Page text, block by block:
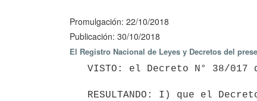
Promulgación: 22/10/2018
Publicación: 30/10/2018
El Registro Nacional de Leyes y Decretos del